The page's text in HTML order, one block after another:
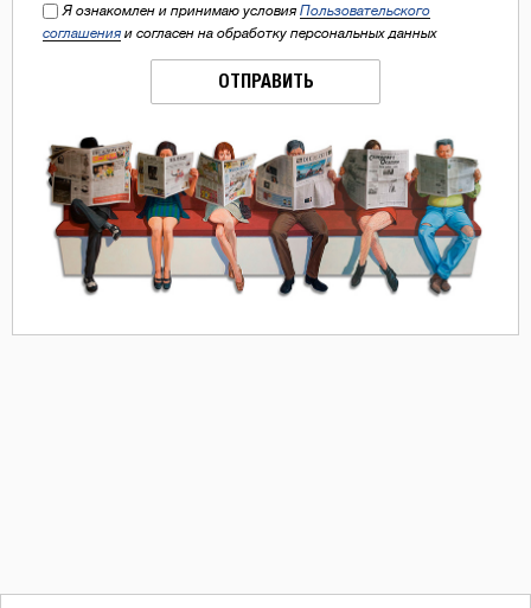
Я ознакомлен и принимаю условия Пользовательского
соглашения и согласен на обработку персональных данных
ОТПРАВИТЬ